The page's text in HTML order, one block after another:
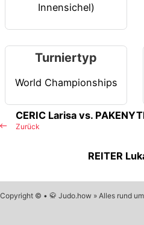
Innensichel)
Turniertyp
World Championships
Zurück
CERIC Larisa vs.
REITER
Copyright © • 🥋 Judo.how » Alles rund